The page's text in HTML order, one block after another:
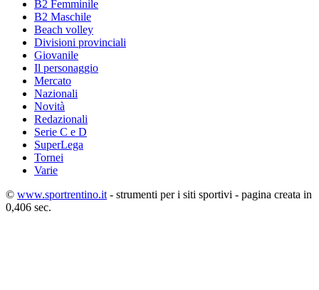
B2 Femminile
B2 Maschile
Beach volley
Divisioni provinciali
Giovanile
Il personaggio
Mercato
Nazionali
Novità
Redazionali
Serie C e D
SuperLega
Tornei
Varie
© www.sportrentino.it - strumenti per i siti sportivi - pagina creata in
0,406 sec.